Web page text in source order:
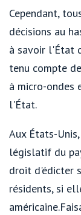
Cependant,
décisions au
à savoir l'État
tenu compte
à micro-
l'État.
Aux États-
législatif du
droit d'édicter
résidents, si